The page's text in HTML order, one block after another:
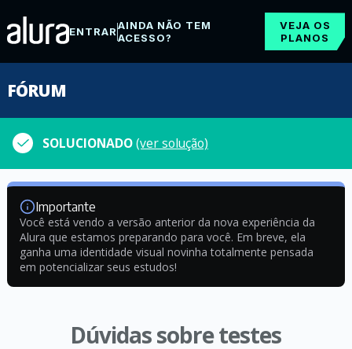
ENTRARAINDA NÃO TEM
ACESSO?
VEJA OS
PLANOS
FÓRUM
SOLUCIONADO(ver solução)
Importante
Você está vendo a versão anterior da nova experiência da
Alura que estamos preparando para você. Em breve, ela
ganha uma identidade visual novinha totalmente pensada
em potencializar seus estudos!
Dúvidas sobre testes